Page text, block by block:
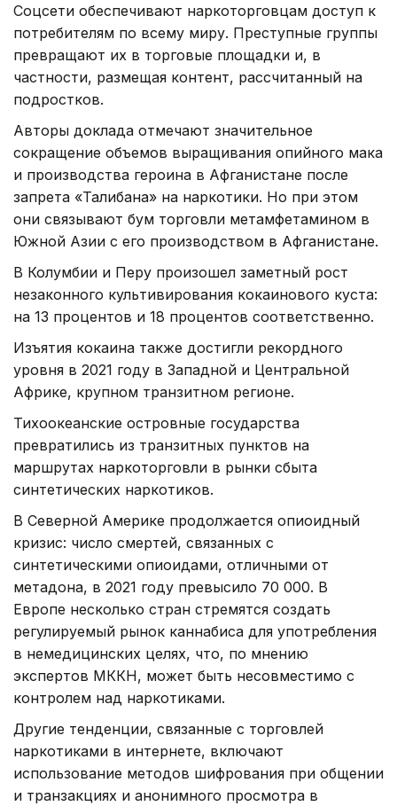
Соцсети обеспечивают наркоторговцам доступ к
потребителям по всему миру. Преступные группы
превращают их в торговые площадки и, в
частности, размещая контент, рассчитанный на
подростков.
Авторы доклада отмечают значительное
сокращение объемов выращивания опийного мака
и производства героина в Афганистане после
запрета «Талибана» на наркотики. Но при этом
они связывают бум торговли метамфетамином в
Южной Азии с его производством в Афганистане.
В Колумбии и Перу произошел заметный рост
незаконного культивирования кокаинового куста:
на 13 процентов и 18 процентов соответственно.
Изъятия кокаина также достигли рекордного
уровня в 2021 году в Западной и Центральной
Африке, крупном транзитном регионе.
Тихоокеанские островные государства
превратились из транзитных пунктов на
маршрутах наркоторговли в рынки сбыта
синтетических наркотиков.
В Северной Америке продолжается опиоидный
кризис: число смертей, связанных с
синтетическими опиоидами, отличными от
метадона, в 2021 году превысило 70 000. В
Европе несколько стран стремятся создать
регулируемый рынок каннабиса для употребления
в немедицинских целях, что, по мнению
экспертов МККН, может быть несовместимо с
контролем над наркотиками.
Другие тенденции, связанные с торговлей
наркотиками в интернете, включают
использование методов шифрования при общении
и транзакциях и анонимного просмотра в